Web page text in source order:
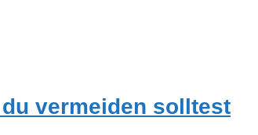
vermeiden solltest